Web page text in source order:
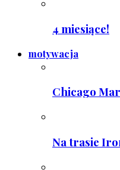
4 miesiące!
motywacja
Chicago
Na trasie